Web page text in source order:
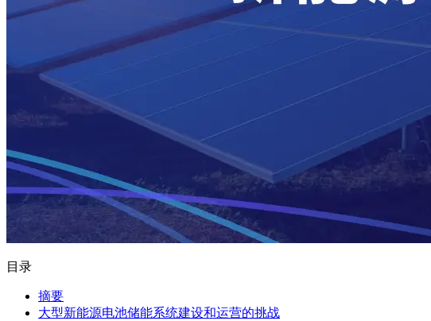
目录
摘要
大型新能源电池储能系统建设和运营的挑战